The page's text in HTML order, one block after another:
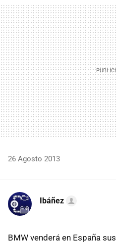
26 Agosto 2013
Ibáñez
BMW venderá en España sus